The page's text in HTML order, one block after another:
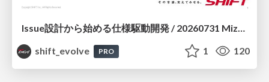
shift_evolve
PRO 1 120